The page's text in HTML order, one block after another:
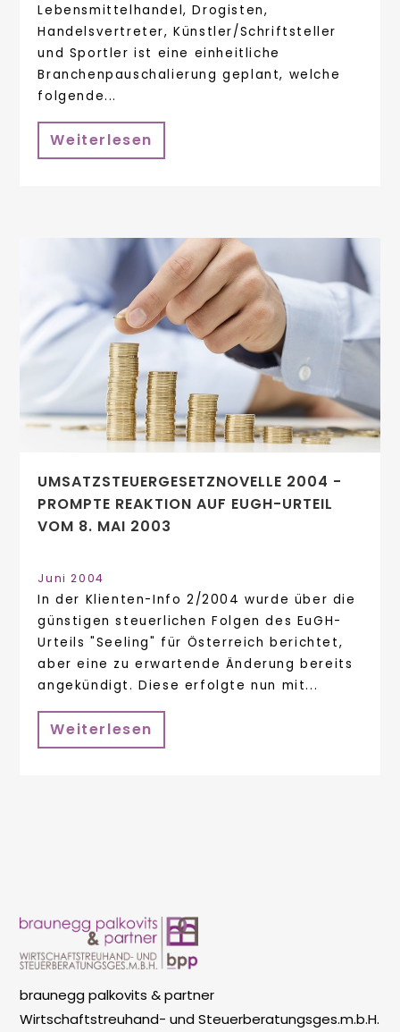
Lebensmittelhandel, Drogisten,
Handelsvertreter, Künstler/Schriftsteller
und Sportler ist eine einheitliche
Branchenpauschalierung geplant, welche
folgende...
Weiterlesen
UMSATZSTEUERGESETZNOVELLE 2004 -
PROMPTE REAKTION AUF EUGH-URTEIL
VOM 8. MAI 2003
Juni 2004
In der Klienten-Info 2/2004 wurde über die
günstigen steuerlichen Folgen des EuGH-
Urteils "Seeling" für Österreich berichtet,
aber eine zu erwartende Änderung bereits
angekündigt. Diese erfolgte nun mit...
Weiterlesen
braunegg palkovits & partner
Wirtschaftstreuhand- und Steuerberatungsges.m.b.H.